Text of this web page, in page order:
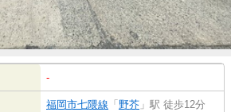
-
福岡市七隈線 「 野芥 」駅 徒歩12分